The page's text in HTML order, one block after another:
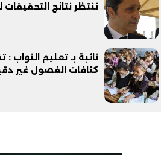
ننتظر نتائج
نائبة بـ تعليم النواب :
كثافات الفصول غير